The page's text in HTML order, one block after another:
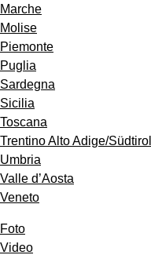
Marche
Molise
Piemonte
Puglia
Sardegna
Sicilia
Toscana
Trentino Alto Adige/Südtirol
Umbria
Valle d’Aosta
Veneto
Foto
Video